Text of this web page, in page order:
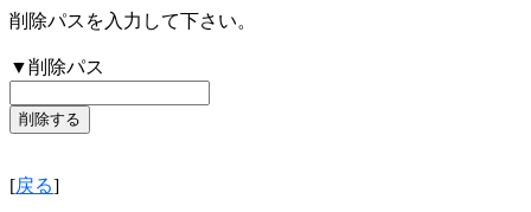
削除パスを入力して下さい。
▼削除パス
[戻る]